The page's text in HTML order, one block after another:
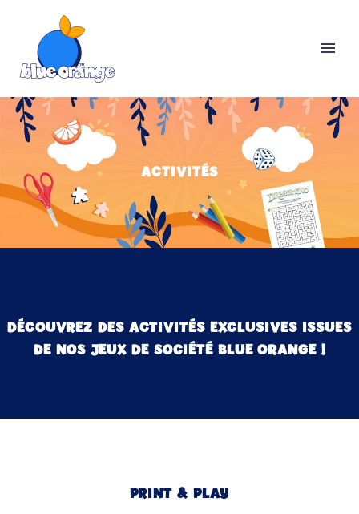
ACTIVITÉS
DÉCOUVREZ DES ACTIVITÉS EXCLUSIVES ISSUES
DE NOS JEUX DE SOCIÉTÉ BLUE ORANGE !
PRINT & PLAY